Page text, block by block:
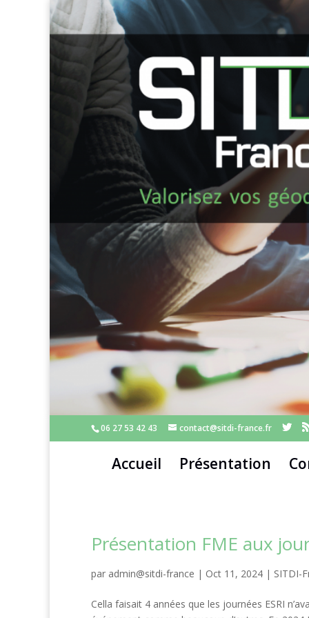
06 27 53 42 43 contact@sitdi-france.fr
Accueil Présentation
Présentation FME aux
par admin@sitdi-france | Oct 11, 2024 | SITDI-
Cella faisait 4 années que les journées ESRI